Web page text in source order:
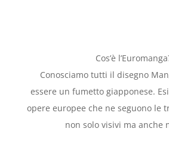
Cos’è
Conosciamo tutti il disegno
essere un fumetto giapponese.
opere europee che ne seguono le
non solo visivi ma anche